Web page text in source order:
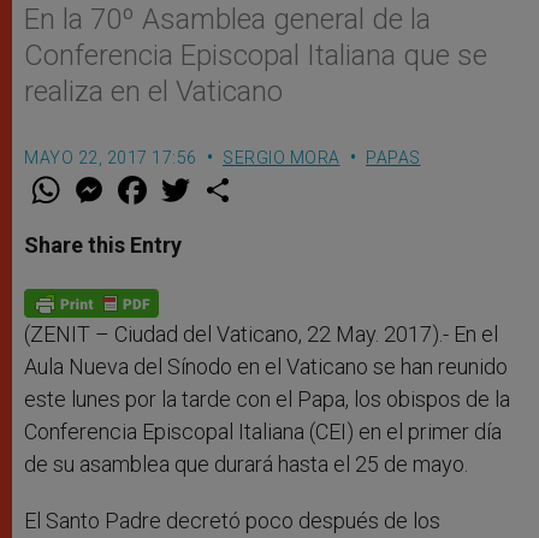
En la 70º Asamblea general de la
Conferencia Episcopal Italiana que se
realiza en el Vaticano
MAYO 22, 2017 17:56 SERGIO MORA PAPAS
W
t
s
p
p
M
e
s
e
g
e
F
a
e
b
o
k
w
Share this Entry
(ZENIT – Ciudad del Vaticano, 22 May. 2017).- En el
Aula Nueva del Sínodo en el Vaticano se han reunido
este lunes por la tarde con el Papa, los obispos de la
Conferencia Episcopal Italiana (CEI) en el primer día
de su asamblea que durará hasta el 25 de mayo.
El Santo Padre decretó poco después de los